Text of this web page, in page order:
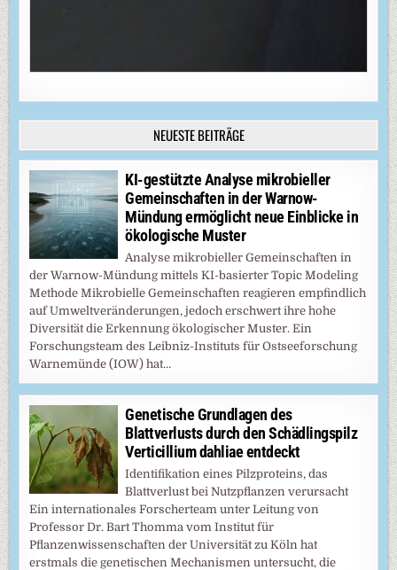
NEUESTE BEITRÄGE
KI-gestützte Analyse mikrobieller
Gemeinschaften in der Warnow-
Mündung ermöglicht neue Einblicke in
ökologische Muster
Analyse mikrobieller Gemeinschaften in
der Warnow-Mündung mittels KI-basierter Topic Modeling
Methode Mikrobielle Gemeinschaften reagieren empfindlich
auf Umweltveränderungen, jedoch erschwert ihre hohe
Diversität die Erkennung ökologischer Muster. Ein
Forschungsteam des Leibniz-Instituts für Ostseeforschung
Warnemünde (IOW) hat…
Genetische Grundlagen des
Blattverlusts durch den Schädlingspilz
Verticillium dahliae entdeckt
Identifikation eines Pilzproteins, das
Blattverlust bei Nutzpflanzen verursacht
Ein internationales Forscherteam unter Leitung von
Professor Dr. Bart Thomma vom Institut für
Pflanzenwissenschaften der Universität zu Köln hat
erstmals die genetischen Mechanismen untersucht, die